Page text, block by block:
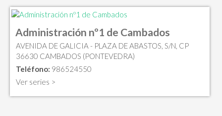
Administración nº1 de Cambados
AVENIDA DE GALICIA - PLAZA DE ABASTOS, S/N, CP
36630 CAMBADOS (PONTEVEDRA)
Teléfono: 986524550
Ver series >